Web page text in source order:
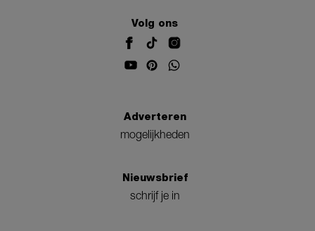
Volg ons
Adverteren
mogelijkheden
Nieuwsbrief
schrijf je in